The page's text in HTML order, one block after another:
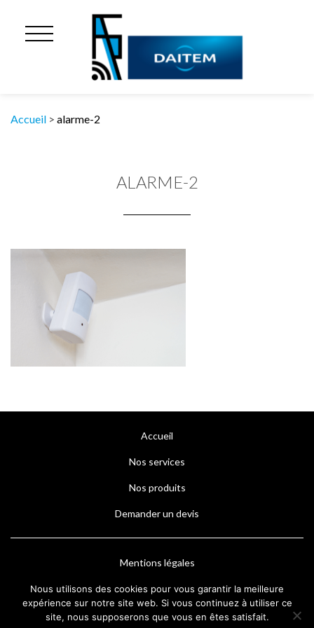
Accueil > alarme-2
ALARME-2
Accueil
Nos services
Nos produits
Demander un devis
Mentions légales
Nous utilisons des cookies pour vous garantir la meilleure
expérience sur notre site web. Si vous continuez à utiliser ce
site, nous supposerons que vous en êtes satisfait.